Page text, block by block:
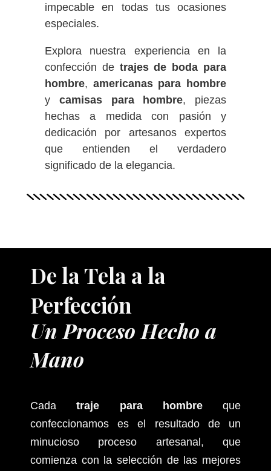
impecable en todas tus ocasiones
especiales.
Explora nuestra experiencia en la
confección de trajes de boda para
hombre, americanas para hombre
y camisas para hombre, piezas
hechas a medida con pasión y
dedicación por artesanos expertos
que entienden el verdadero
significado de la elegancia.
De la Tela a la
Perfección
Un Proceso Hecho a
Mano
Cadatraje para hombreque
confeccionamos es el resultado de un
minucioso proceso artesanal, que
comienza con la selección de las mejores